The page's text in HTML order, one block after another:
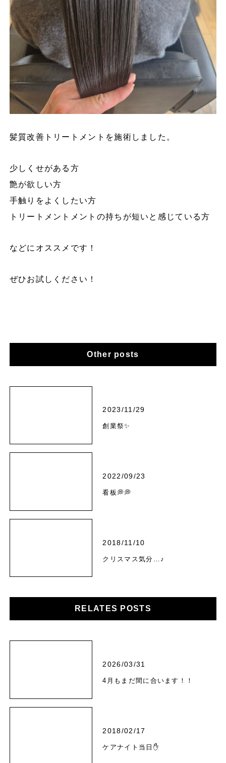
髪質改善トリートメントを施術しました。
少しくせがある方
艶が欲しい方
手触りをよくしたい方
トリートメントメントの持ちが短いと感じている方
などにオススメです！
ぜひお試しください！
Other posts
2023/11/29
創業祭✨
2022/09/23
看板💭💭
2018/11/10
クリスマス気分…♪
RELATES POSTS
2026/03/31
4月もまだ間に合います！！
2018/02/17
ケアナイト当日✋